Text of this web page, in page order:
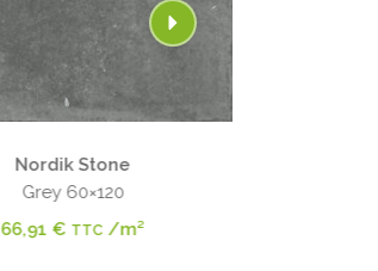
Nordik Stone
Ash 60×120
66,91 € TTC /m²